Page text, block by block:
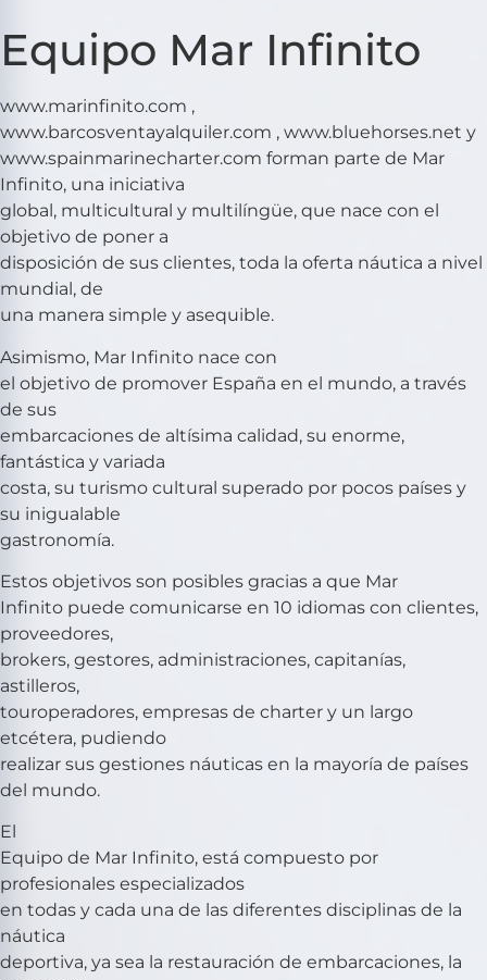
Equipo Mar Infinito
www.marinfinito.com ,
www.barcosventayalquiler.com , www.bluehorses.net y
www.spainmarinecharter.com forman parte de Mar
Infinito, una iniciativa
global, multicultural y multilíngüe, que nace con el
objetivo de poner a
disposición de sus clientes, toda la oferta náutica a nivel
mundial, de
una manera simple y asequible.
Asimismo, Mar Infinito nace con
el objetivo de promover España en el mundo, a través
de sus
embarcaciones de altísima calidad, su enorme,
fantástica y variada
costa, su turismo cultural superado por pocos países y
su inigualable
gastronomía.
Estos objetivos son posibles gracias a que Mar
Infinito puede comunicarse en 10 idiomas con clientes,
proveedores,
brokers, gestores, administraciones, capitanías,
astilleros,
touroperadores, empresas de charter y un largo
etcétera, pudiendo
realizar sus gestiones náuticas en la mayoría de países
del mundo.
El
Equipo de Mar Infinito, está compuesto por
profesionales especializados
en todas y cada una de las diferentes disciplinas de la
náutica
deportiva, ya sea la restauración de embarcaciones, la